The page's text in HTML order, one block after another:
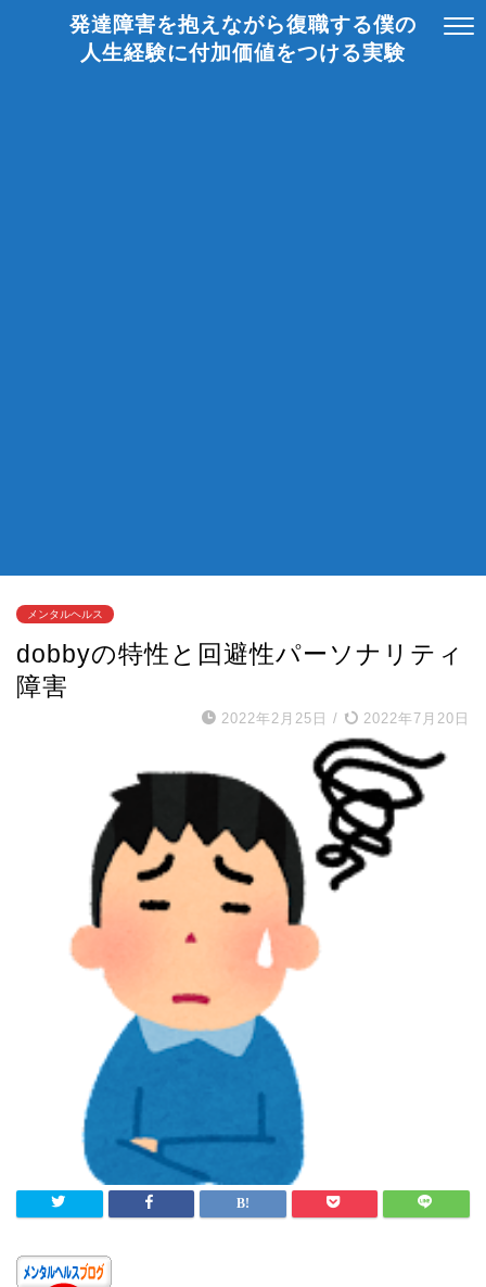
発達障害を抱えながら復職する僕の
人生経験に付加価値をつける実験
メンタルヘルス
dobbyの特性と回避性パーソナリティ
障害
2022年2月25日 / 2022年7月20日